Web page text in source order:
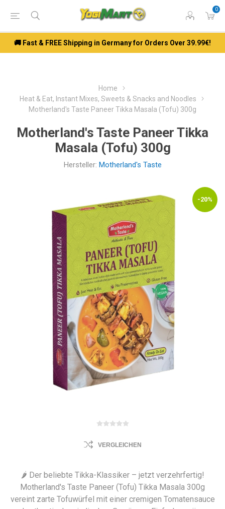
0
🚚 Fast & FREE Shipping in Germany for Orders Over 39.99€!
Home
Heat & Eat, Instant Mixes, Sweets & Snacks and Noodles
Motherland's Taste Paneer Tikka Masala (Tofu) 300g
Motherland's Taste Paneer Tikka
Masala (Tofu) 300g
Hersteller: Motherland's Taste
-20%
VERGLEICHEN
🌶️ Der beliebte Tikka-Klassiker – jetzt verzehrfertig!
Motherland's Taste Paneer (Tofu) Tikka Masala 300g
vereint zarte Tofuwürfel mit einer cremigen Tomatensauce